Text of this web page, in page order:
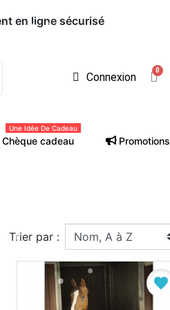
en ligne sécurisé
Connexion
Chèque cadeau
Une Idée De Cadeau
Promotions
Trier par :
favorite